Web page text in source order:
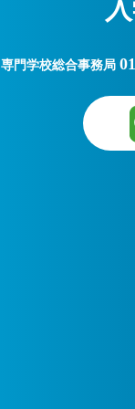
専門学校総合事務局